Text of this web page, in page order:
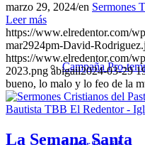
Campaña Pro-
marzo 29, 2024/en Sermones
Leer más
https://www.elredentor.com/
mar2924pm-David-
https://www.elredentor.com/
2023.png abigail2024-03-29
bueno, lo malo y lo feo de la
La Semana Santa